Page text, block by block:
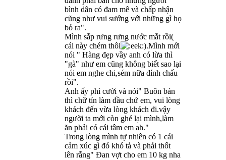
bình dân có đam mê và chấp nhận
cũng như vui sướng với những gì họ
bỏ ra".
Mình sắp rưng rưng nước mắt rồi(
cái này chém thôi
).Mình mới
nói " Hàng đẹp vầy anh có lừa thì
"gà" như em cũng không biết sao lại
nói em nghe chi,sém nữa dính chấu
rồi".
Anh ấy phì cười và nói" Buôn bán
thì chữ tín làm đầu chứ em, vui lòng
khách đến vừa lòng khách đi.vậy
người ta mới còn ghé lại mình,làm
ăn phải có cái tâm em ah."
Trong lòng mình tự nhiên có 1 cái
cảm xúc gì đó khó tả và phải thốt
lên rằng" Đan vợt cho em 10 kg nha